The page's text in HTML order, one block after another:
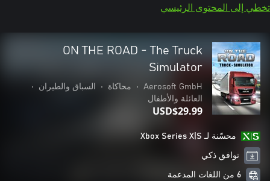
تخطي إلى المحتوى الرئيسي
ON THE ROAD - The Truck
Simulator
Aerosoft GmbH
• محاكاة • السباق والطيران
•
العائلة والأطفال
USD$29.99
محسّنة لـ Xbox Series X|S
توافق ذكي
6 من اللغات المدعمة